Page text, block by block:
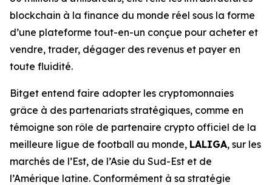
blockchain à la finance du monde réel sous la forme
d’une plateforme tout-en-un conçue pour acheter et
vendre, trader, dégager des revenus et payer en
toute fluidité.
Bitget entend faire adopter les cryptomonnaies
grâce à des partenariats stratégiques, comme en
témoigne son rôle de partenaire crypto officiel de la
meilleure ligue de football au monde, LALIGA, sur les
marchés de l’Est, de l’Asie du Sud-Est et de
l’Amérique latine. Conformément à sa stratégie